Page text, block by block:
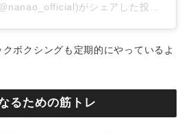
ボクシングも定期的にやっているよ
るための筋トレ